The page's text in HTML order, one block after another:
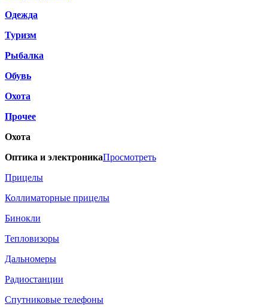
Одежда
Туризм
Рыбалка
Обувь
Охота
Прочее
Охота
Оптика и электроникаПросмотреть
Прицелы
Коллиматорные прицелы
Бинокли
Тепловизоры
Дальномеры
Радиостанции
Спутниковые телефоны